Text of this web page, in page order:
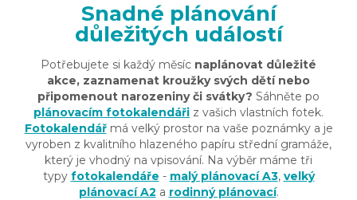
Snadné plánování
důležitých událostí
Potřebujete si každý měsíc naplánovat důležité
akce, zaznamenat kroužky svých dětí nebo
připomenout narozeniny či svátky? Sáhněte po
plánovacím fotokalendáři z vašich vlastních fotek.
Fotokalendářmá velký prostor na vaše poznámky a je
vyroben z kvalitního hlazeného papíru střední gramáže,
který je vhodný na vpisování. Na výběr máme tři
typy fotokalendáře - malý plánovací A3, velký
plánovací A2 a rodinný plánovací.